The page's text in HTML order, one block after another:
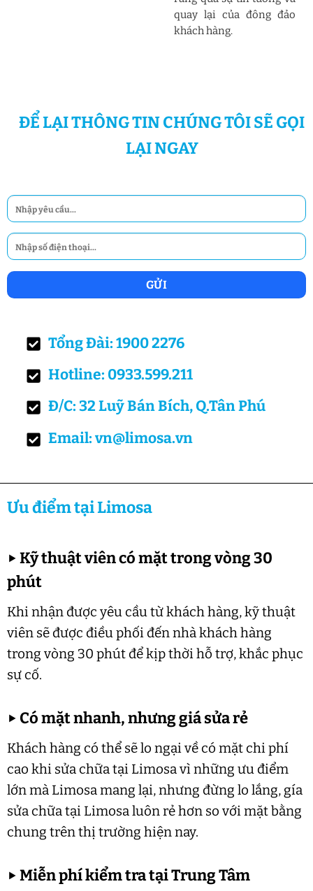
quay lại của đông đảo
khách hàng.
ĐỂ LẠI THÔNG TIN CHÚNG TÔI SẼ GỌI
LẠI NGAY
Tổng Đài: 1900 2276
Hotline: 0933.599.211
Đ/C: 32 Luỹ Bán Bích, Q.Tân Phú
Email: vn@limosa.vn
Ưu điểm tại Limosa
▶Kỹ thuật viên có mặt trong vòng 30
phút
Khi nhận được yêu cầu từ khách hàng, kỹ thuật
viên sẽ được điều phối đến nhà khách hàng
trong vòng 30 phút để kịp thời hỗ trợ, khắc phục
sự cố.
▶ Có mặt nhanh, nhưng giá sửa rẻ
Khách hàng có thể sẽ lo ngại về có mặt chi phí
cao khi sửa chữa tại Limosa vì những ưu điểm
lớn mà Limosa mang lại, nhưng đừng lo lắng, gía
sửa chữa tại Limosa luôn rẻ hơn so với mặt bằng
chung trên thị trường hiện nay.
▶Miễn phí kiểm tra tại Trung Tâm